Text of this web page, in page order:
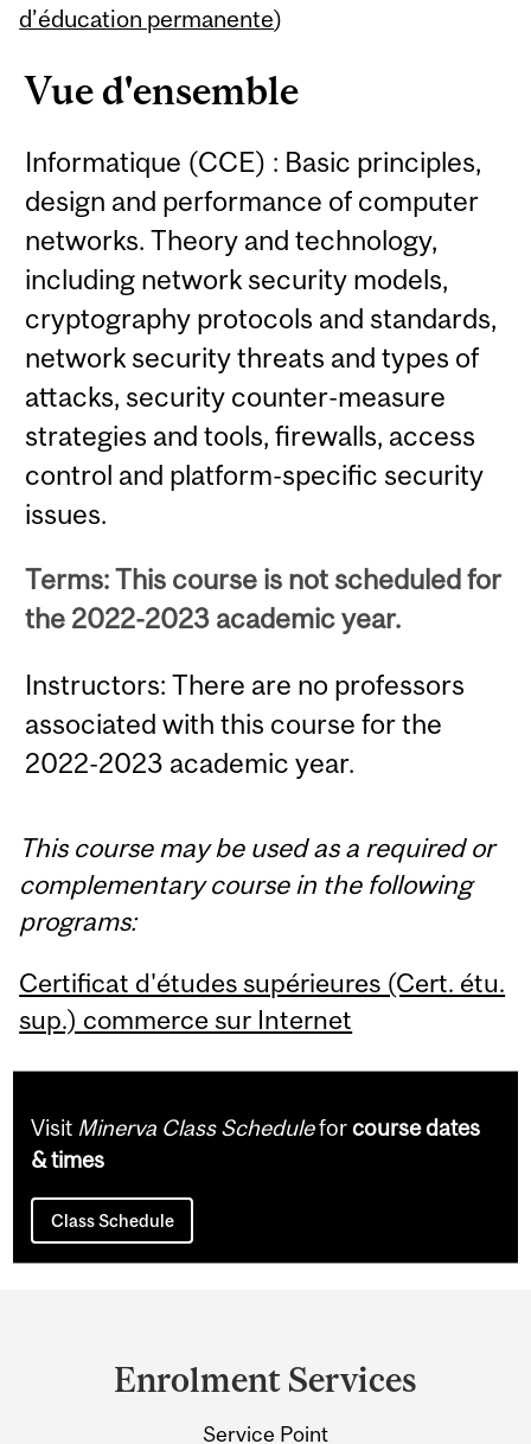
d’éducation permanente)
Vue d'ensemble
Informatique (CCE) : Basic principles,
design and performance of computer
networks. Theory and technology,
including network security models,
cryptography protocols and standards,
network security threats and types of
attacks, security counter-measure
strategies and tools, firewalls, access
control and platform-specific security
issues.
Terms: This course is not scheduled for
the 2022-2023 academic year.
Instructors: There are no professors
associated with this course for the
2022-2023 academic year.
Content
This course may be used as a required or
complementary course in the following
programs:
Certificat d'études supérieures (Cert. étu.
sup.) commerce sur Internet
Visit Minerva Class Scheduleforcourse dates
& times
Class Schedule
Enrolment Services
Service Point